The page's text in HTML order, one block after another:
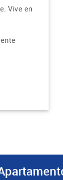
Vive en